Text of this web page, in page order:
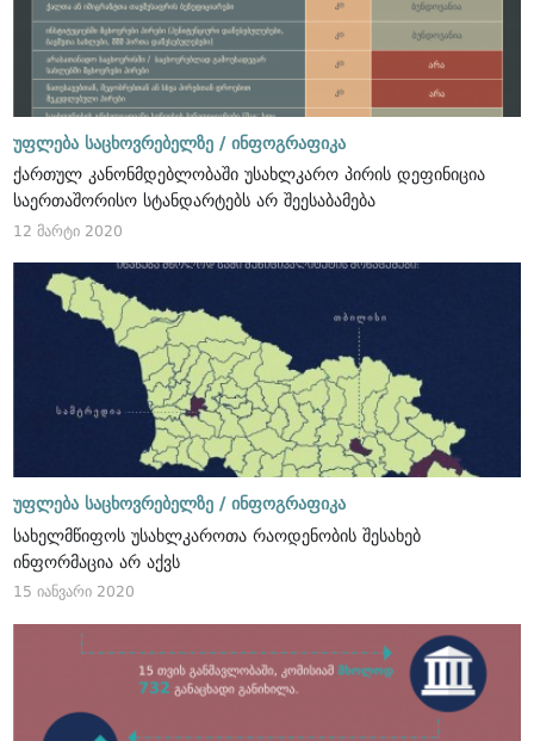
უფლება საცხოვრებელზე / ინფოგრაფიკა
ქართულ კანონმდებლობაში უსახლკარო პირის დეფინიცია
საერთაშორისო სტანდარტებს არ შეესაბამება
12 მარტი 2020
უფლება საცხოვრებელზე / ინფოგრაფიკა
სახელმწიფოს უსახლკაროთა რაოდენობის შესახებ
ინფორმაცია არ აქვს
15 იანვარი 2020